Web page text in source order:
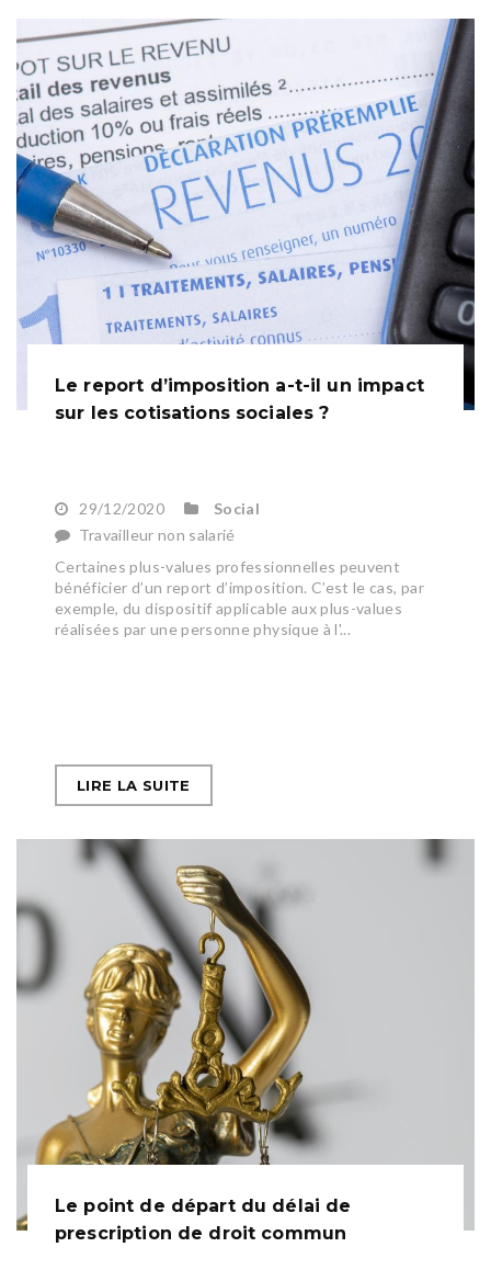
Le report d’imposition a-t-il un impact
sur les cotisations sociales ?
29/12/2020
Social
Travailleur non salarié
Certaines plus-values professionnelles peuvent
bénéficier d’un report d’imposition. C’est le cas, par
exemple, du dispositif applicable aux plus-values
réalisées par une personne physique à l'...
LIRE LA SUITE
Le point de départ du délai de
prescription de droit commun